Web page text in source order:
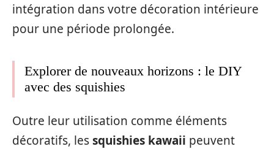
intégration dans votre décoration intérieure
pour une période prolongée.
Explorer de nouveaux horizons : le DIY
avec des squishies
Outre leur utilisation comme éléments
décoratifs, lessquishies kawaii peuvent